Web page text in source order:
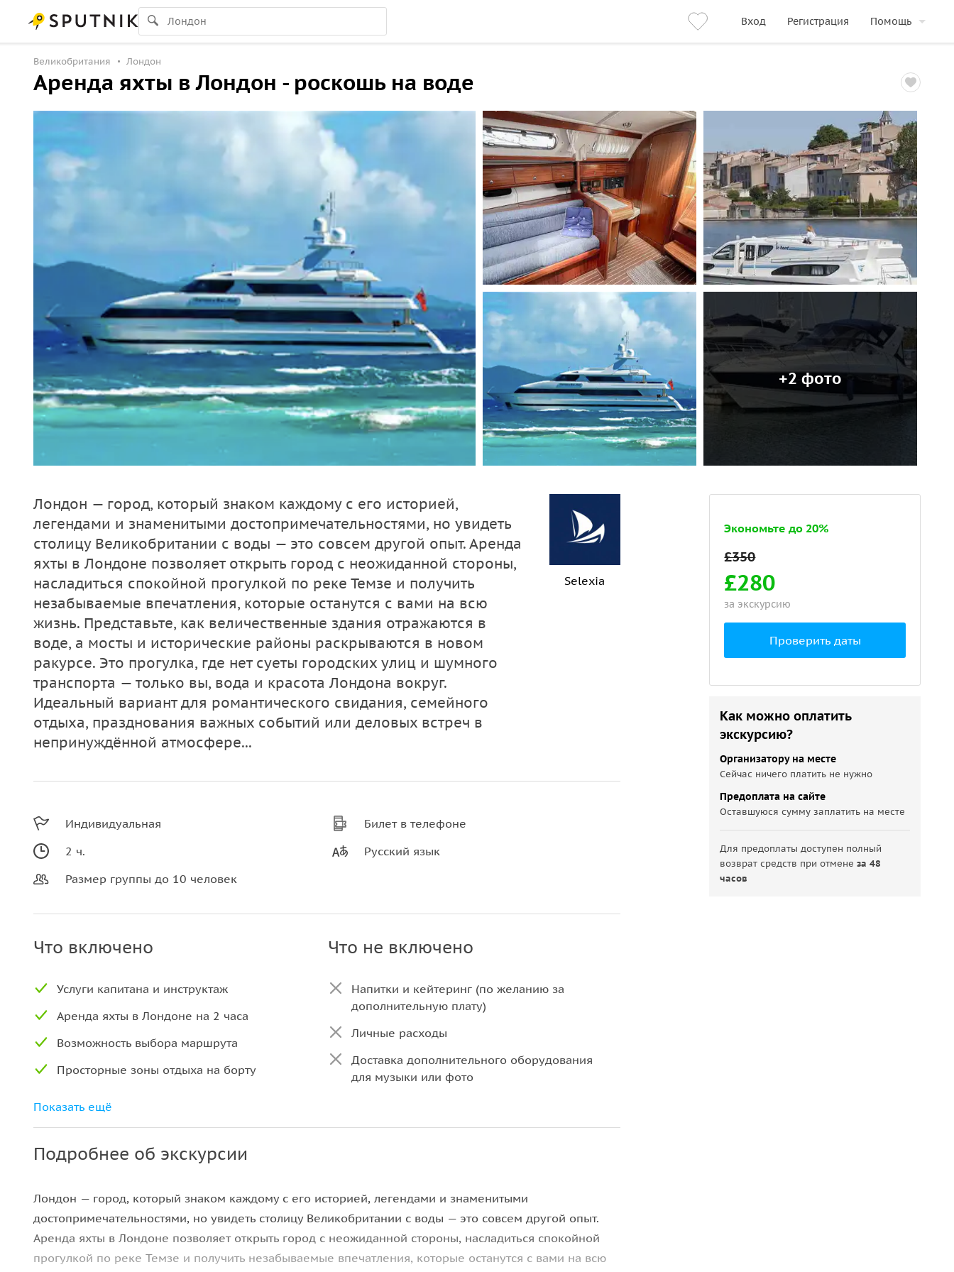
Вход Регистрация Помощь
Великобритания Лондон
Аренда яхты в Лондон - роскошь на воде
+2 фото
Лондон — город, который знаком каждому с его историей,
легендами и знаменитыми достопримечательностями, но увидеть
столицу Великобритании с воды — это совсем другой опыт. Аренда
яхты в Лондоне позволяет открыть город с неожиданной стороны,
насладиться спокойной прогулкой по реке Темзе и получить
незабываемые впечатления, которые останутся с вами на всю
жизнь. Представьте, как величественные здания отражаются в
воде, а мосты и исторические районы раскрываются в новом
ракурсе. Это прогулка, где нет суеты городских улиц и шумного
транспорта — только вы, вода и красота Лондона вокруг.
Идеальный вариант для романтического свидания, семейного
отдыха, празднования важных событий или деловых встреч в
непринуждённой атмосфере...
Selexia
Индивидуальная
2 ч.
Размер группы до 10 человек
Билет в телефоне
Русский язык
Что включено
Услуги капитана и инструктаж
Аренда яхты в Лондоне на 2 часа
Возможность выбора маршрута
Просторные зоны отдыха на борту
Что не включено
Напитки и кейтеринг (по желанию за
дополнительную плату)
Личные расходы
Доставка дополнительного оборудования
для музыки или фото
Показать ещё
Подробнее об экскурсии
Лондон — город, который знаком каждому с его историей, легендами и знаменитыми
достопримечательностями, но увидеть столицу Великобритании с воды — это совсем другой опыт.
Аренда яхты в Лондоне позволяет открыть город с неожиданной стороны, насладиться спокойной
прогулкой по реке Темзе и получить незабываемые впечатления, которые останутся с вами на всю
Экономьте до 20%
£280
за экскурсию
Проверить даты
Как можно оплатить
экскурсию?
Организатору на месте
Сейчас ничего платить не нужно
Предоплата на сайте
Оставшуюся сумму заплатить на месте
Для предоплаты доступен полный
возврат средств при отменеза 48
часов